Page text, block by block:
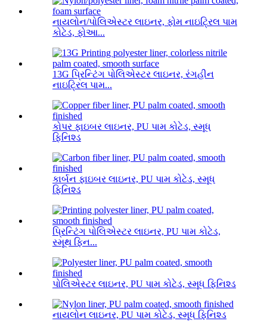
નાયલોન/પોલિએસ્ટર લાઇનર, ફોમ નાઇટ્રિલ પામ
કોટેડ, ફોઆ...
13G પ્રિન્ટિંગ પોલિએસ્ટર લાઇનર, રંગહીન
નાઇટ્રિલ પામ...
કોપર ફાઇબર લાઇનર, PU પામ કોટેડ, સ્મૂધ
ફિનિશ્ડ
કાર્બન ફાઇબર લાઇનર, PU પામ કોટેડ, સ્મૂધ
ફિનિશ્ડ
પ્રિન્ટિંગ પોલિએસ્ટર લાઇનર, PU પામ કોટેડ,
સ્મૂથ ફિન...
પોલિએસ્ટર લાઇનર, PU પામ કોટેડ, સ્મૂધ ફિનિશ્ડ
નાયલોન લાઇનર, PU પામ કોટેડ, સ્મૂધ ફિનિશ્ડ